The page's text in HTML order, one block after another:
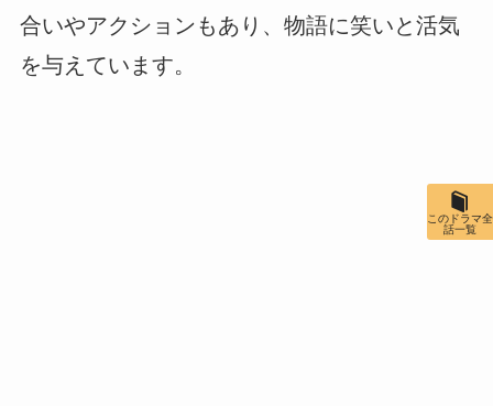
合いやアクションもあり、物語に笑いと活気
を与えています。
このドラマ全
話一覧